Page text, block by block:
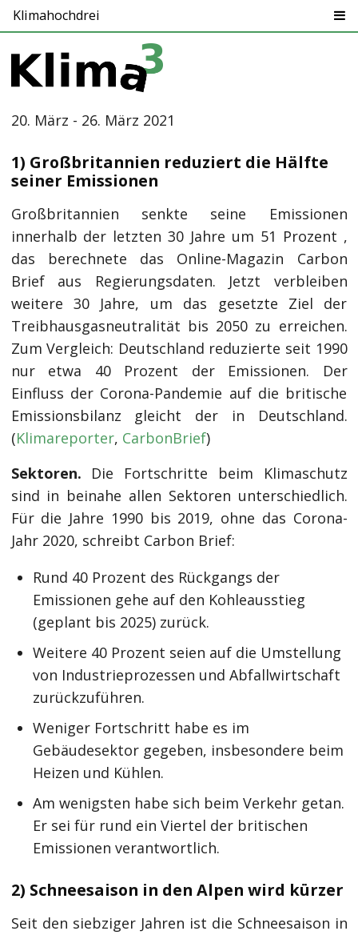
Klimahochdrei
20. März - 26. März 2021
1) Großbritannien reduziert die Hälfte
seiner Emissionen
Großbritannien senkte seine Emissionen
innerhalb der letzten 30 Jahre um 51 Prozent ,
das berechnete das Online-Magazin Carbon
Brief aus Regierungsdaten. Jetzt verbleiben
weitere 30 Jahre, um das gesetzte Ziel der
Treibhausgasneutralität bis 2050 zu erreichen.
Zum Vergleich: Deutschland reduzierte seit 1990
nur etwa 40 Prozent der Emissionen. Der
Einfluss der Corona-Pandemie auf die britische
Emissionsbilanz gleicht der in Deutschland.
(Klimareporter, CarbonBrief)
Sektoren. Die Fortschritte beim Klimaschutz
sind in beinahe allen Sektoren unterschiedlich.
Für die Jahre 1990 bis 2019, ohne das Corona-
Jahr 2020, schreibt Carbon Brief:
Rund 40 Prozent des Rückgangs der
Emissionen gehe auf den Kohleausstieg
(geplant bis 2025) zurück.
Weitere 40 Prozent seien auf die Umstellung
von Industrieprozessen und Abfallwirtschaft
zurückzuführen.
Weniger Fortschritt habe es im
Gebäudesektor gegeben, insbesondere beim
Heizen und Kühlen.
Am wenigsten habe sich beim Verkehr getan.
Er sei für rund ein Viertel der britischen
Emissionen verantwortlich.
2) Schneesaison in den Alpen wird kürzer
Seit den siebziger Jahren ist die Schneesaison in